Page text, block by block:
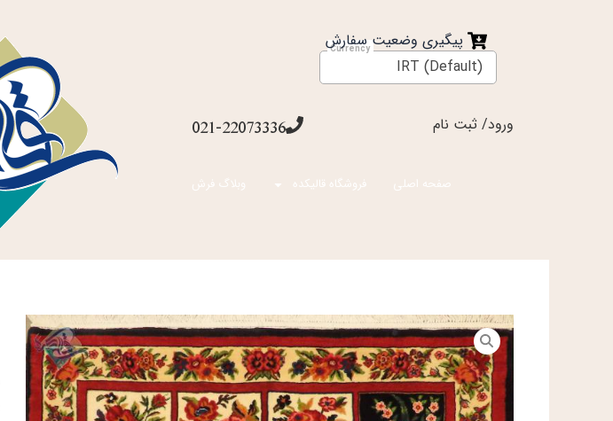
پیگیری وضعیت سفارش
IRT (Default)
ورود/ ثبت نام 021-22073336
صفحه اصلی فروشگاه قالیکده وبلاگ فرش